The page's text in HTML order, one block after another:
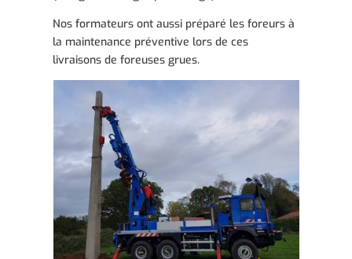
Nos formateurs ont aussi préparé les foreurs à
la maintenance préventive lors de ces
livraisons de foreuses grues.